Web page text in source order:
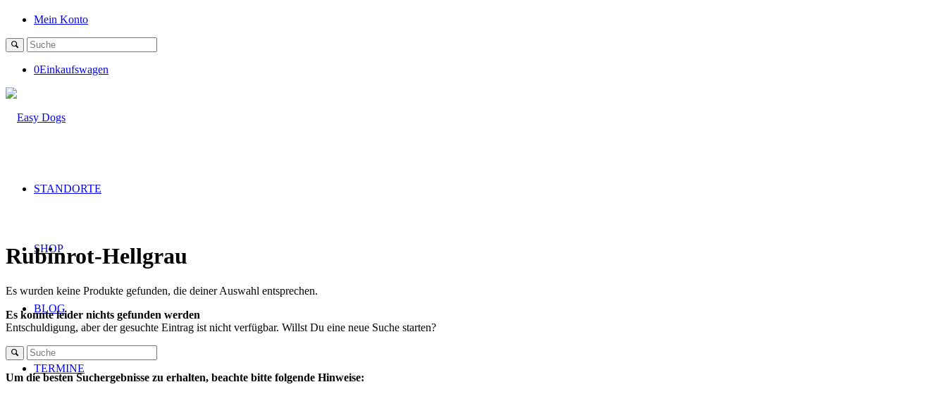
Mein Konto
0Einkaufswagen
STANDORTE
SHOP
BLOG
TERMINE
Rubinrot-Hellgrau
Es wurden keine Produkte gefunden, die deiner Auswahl entsprechen.
Es konnte leider nichts gefunden werden
Entschuldigung, aber der gesuchte Eintrag ist nicht verfügbar. Willst Du eine neue Suche starten?
Um die besten Suchergebnisse zu erhalten, beachte bitte folgende Hinweise: